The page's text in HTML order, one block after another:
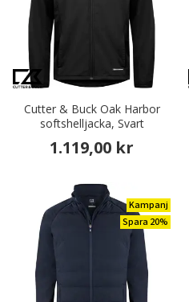
Cutter & Buck Oak Harbor
softshelljacka, Svart
1.119,00 kr
Kampanj
Spara 20%